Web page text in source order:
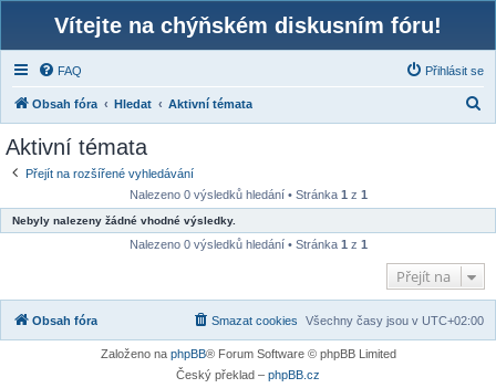
Vítejte na chýňském diskusním fóru!
FAQ Přihlásit se
Obsah fóra Hledat Aktivní témata
a
t
Aktivní témata
Přejít na rozšířené vyhledávání
Nalezeno 0 výsledků hledání • Stránka 1 z 1
Nebyly nalezeny žádné vhodné výsledky.
Nalezeno 0 výsledků hledání • Stránka 1 z 1
Přejít na
Obsah fóra Všechny časy jsou v UTC+02:00
Smazat cookies
Založeno na phpBB® Forum Software © phpBB Limited
Český překlad – phpBB.cz